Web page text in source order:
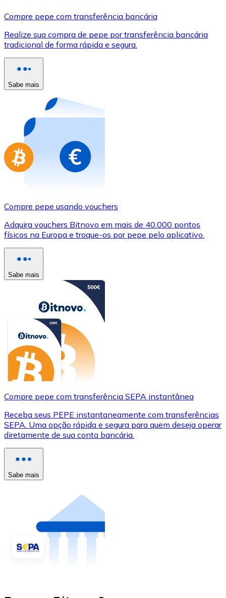
Use cartões Visa e Mastercard para comprar
Comprar com cartão
Compre cartões-presente das suas marcas favoritas
Ir para a loja de cartões-presente
Compre pepe com transferência bancária
Realize sua compra de pepe por transferência bancária
tradicional de forma rápida e segura.
Sabe mais
Compre pepe usando vouchers
Adquira vouchers Bitnovo em mais de 40.000 pontos
físicos na Europa e troque-os por pepe pelo aplicativo.
Sabe mais
Compre pepe com transferência SEPA instantânea
Receba seus PEPE instantaneamente com transferências
SEPA. Uma opção rápida e segura para quem deseja operar
diretamente de sua conta bancária.
Sabe mais